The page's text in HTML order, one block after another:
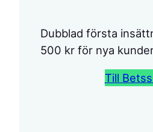
Dubblad första
500 kr för nya
Till